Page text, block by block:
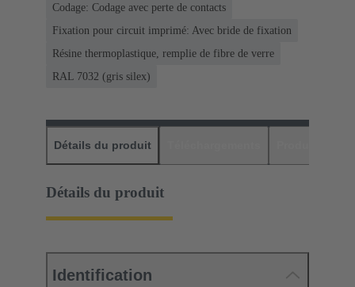
Codage: Codage avec perte de contacts
Fixation pour circuit imprimé: Avec bride de fixation
Résine thermoplastique, remplie de fibre de verre
RAL 7032 (gris silex)
Détails du produit
Détails du produit
Identification